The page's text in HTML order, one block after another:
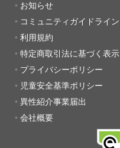
お知らせ
コミュニティガイドライン
利用規約
特定商取引法に基づく表示
プライバシーポリシー
児童安全基準ポリシー
異性紹介事業届出
会社概要